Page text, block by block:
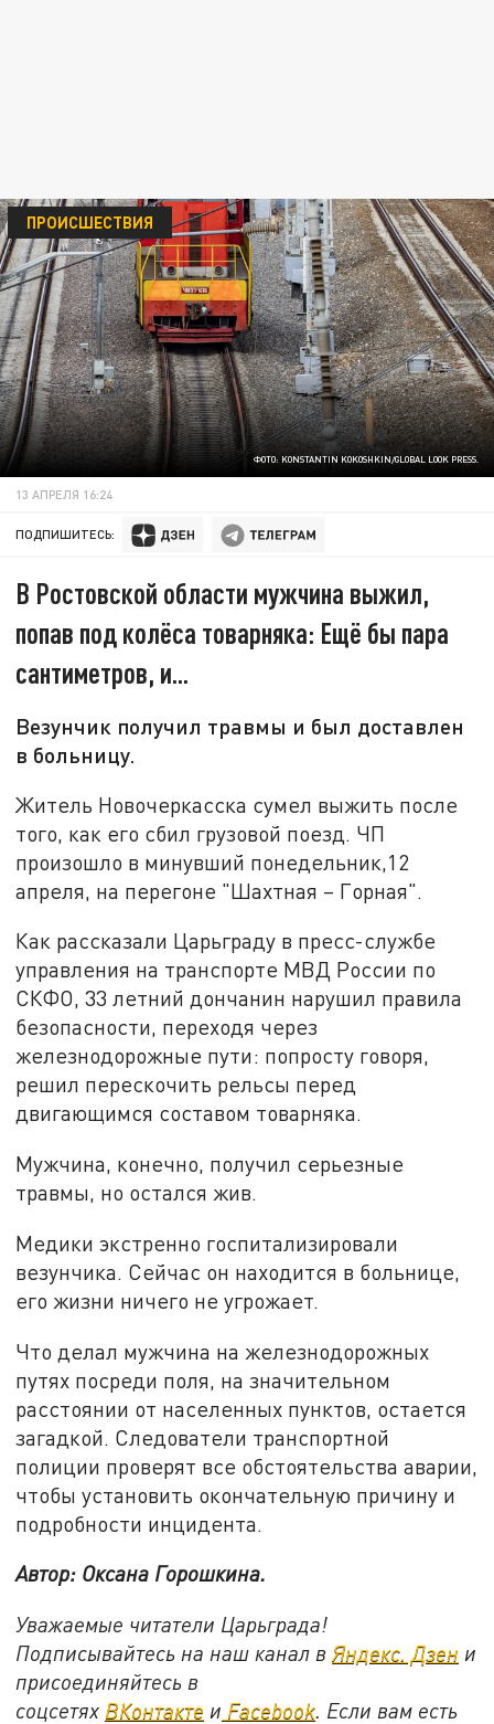
ФОТО: KONSTANTIN KOKOSHKIN/GLOBAL LOOK PRESS.
ПРОИСШЕСТВИЯ
13 АПРЕЛЯ 16:24
ПОДПИШИТЕСЬ:
В Ростовской области мужчина выжил,
попав под колёса товарняка: Ещё бы пара
сантиметров, и...
Везунчик получил травмы и был доставлен
в больницу.
Житель Новочеркасска сумел выжить после
того, как его сбил грузовой поезд. ЧП
произошло в минувший понедельник,12
апреля, на перегоне "Шахтная – Горная".
Как рассказали Царьграду в пресс-службе
управления на транспорте МВД России по
СКФО, 33 летний дончанин нарушил правила
безопасности, переходя через
железнодорожные пути: попросту говоря,
решил перескочить рельсы перед
двигающимся составом товарняка.
Мужчина, конечно, получил серьезные
травмы, но остался жив.
Медики экстренно госпитализировали
везунчика. Сейчас он находится в больнице,
его жизни ничего не угрожает.
Что делал мужчина на железнодорожных
путях посреди поля, на значительном
расстоянии от населенных пунктов, остается
загадкой. Следователи транспортной
полиции проверят все обстоятельства аварии,
чтобы установить окончательную причину и
подробности инцидента.
Автор: Оксана Горошкина.
Уважаемые читатели Царьграда!
Подписывайтесь на наш канал вЯндекс. Дзен и
присоединяйтесь в
соцсетях ВКонтакте и Facebook. Если вам есть